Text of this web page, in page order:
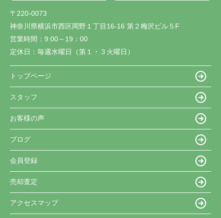
〒220-0073
神奈川県横浜市西区岡野１丁目16-16 第２梅沢ビル５F
営業時間： 9:00～19：00
定休日： 毎週水曜日（第１・３火曜日）
トップページ
スタッフ
お客様の声
ブログ
会員登録
売却査定
アクセスマップ